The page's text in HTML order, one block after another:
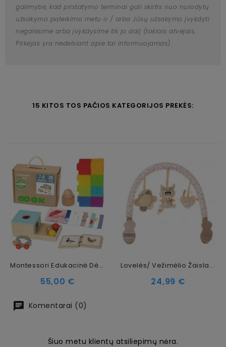
galimybė, kad pristatymo terminai gali skirtis nuo nurodytų
užsakymo pateikimo metu ir / arba Jūsų užsakymo įvykdyti
negalėsime arba įvykdysime tik jo dalį (tokiais atvejais,
Pirkėjas yra nedelsiant apie tai informuojamas).
15 KITOS TOS PAČIOS KATEGORIJOS PREKĖS:
Montessori Edukacinė Dėžutė 6 In 1
Kaina
55,00 €
Lovelės/ Vežimėlio Žaislas 4Baby Fox F12
Kaina
24,99 €
Komentarai (0)
Šiuo metu klientų atsiliepimų nėra.